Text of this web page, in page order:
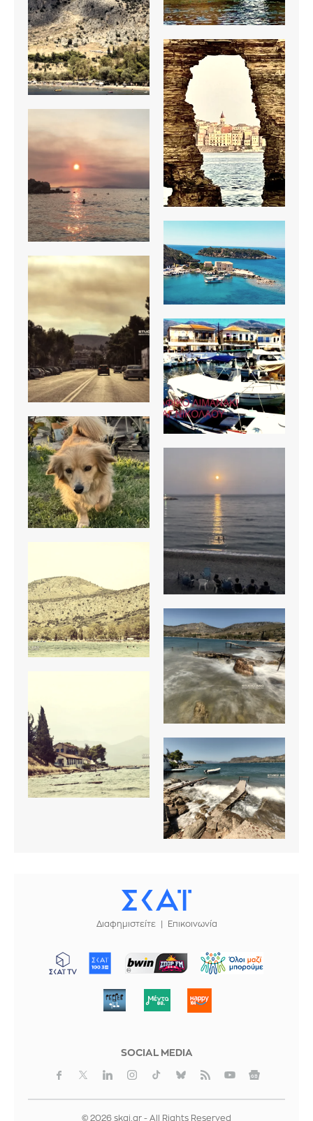
Διαφημιστείτε Επικοινωνία
ΜΠΟΡΟΥΜΕ
SOCIAL MEDIA
© 2026 skai.gr - All Rights Reserved